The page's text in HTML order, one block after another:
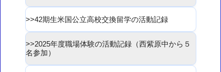
42期生米国公立高校交換留学の活動記録
2025年度職場体験の活動記録（西紫原中から５
名参加）